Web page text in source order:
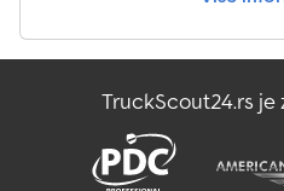
Iveco Trakker
Scania P 400
TruckScout24.rs je